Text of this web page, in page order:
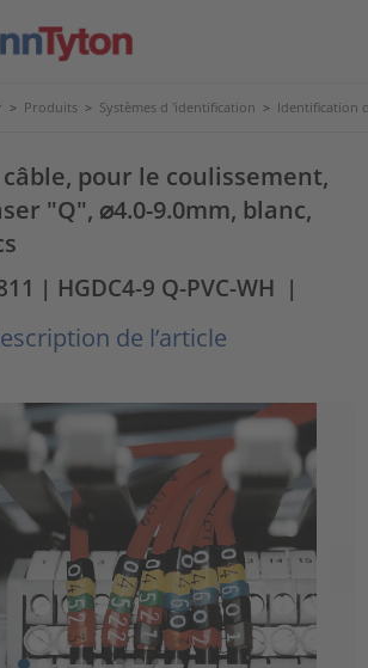
> Produits > Systèmes d 'identification > Identification
pour le coulissement,
"Q", ⌀4.0-9.0mm, blanc,
| HGDC4-9 Q-PVC-WH |
de l’article